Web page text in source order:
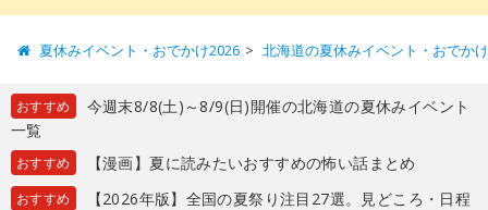
夏休みイベント・おでかけ2026 北海道の夏休みイベント・おでか
おすすめ
今週末8/8(土)～8/9(日)開催の北海道の夏休みイベント
一覧
おすすめ 【漫画】夏に読みたいおすすめの怖い話まとめ
おすすめ
【2026年版】全国の夏祭り注目27選。見どころ・日程